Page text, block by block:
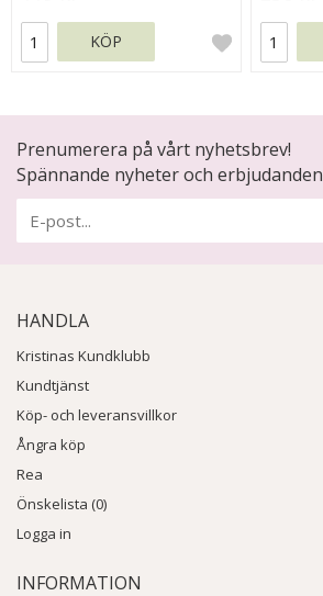
KÖP
Prenumerera på vårt nyhetsbrev!
Spännande nyheter och erbjudanden
HANDLA
Kristinas Kundklubb
Kundtjänst
Köp- och leveransvillkor
Ångra köp
Rea
Önskelista (0)
Logga in
INFORMATION